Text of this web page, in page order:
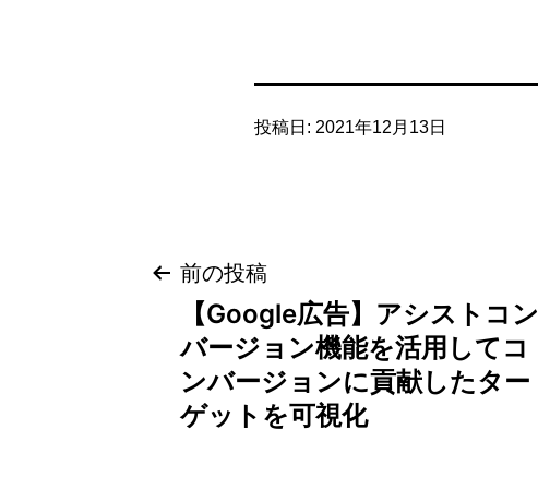
投稿日: 2021年12月13日
投
ナ
ビ
前の投稿
【Google広告】アシストコン
バージョン機能を活用してコ
ンバージョンに貢献したター
ゲットを可視化